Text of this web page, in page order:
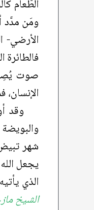
الطّعام
ومَن مدَّد
الأرضي-
صوت يُصِمُّ
وقد
شهر
يجعل
الذي
الشيخ